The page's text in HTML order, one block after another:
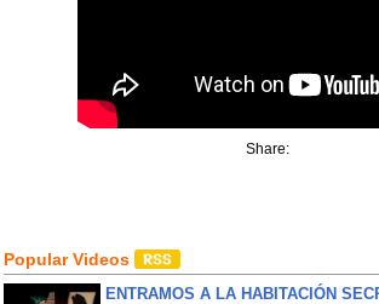
Share:
Popular Videos
ENTRAMOS A LA HABITACIÓN